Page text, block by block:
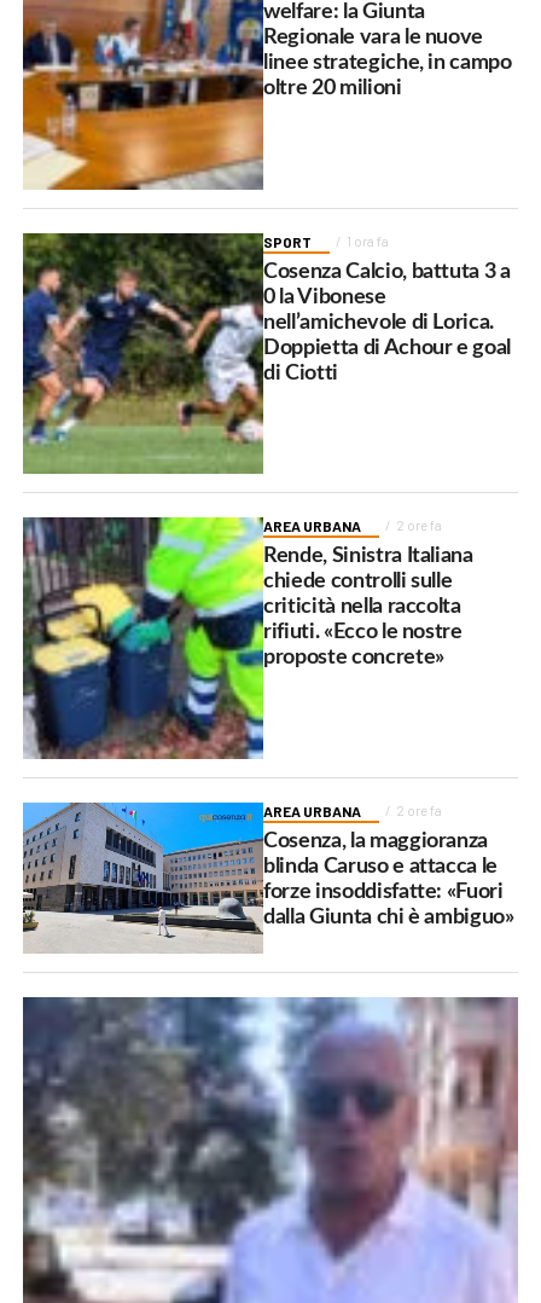
welfare: la Giunta
Regionale vara le nuove
linee strategiche, in campo
oltre 20 milioni
SPORT 1 ora fa
Cosenza Calcio, battuta 3 a
0 la Vibonese
nell’amichevole di Lorica.
Doppietta di Achour e goal
di Ciotti
AREA URBANA 2 ore fa
Rende, Sinistra Italiana
chiede controlli sulle
criticità nella raccolta
rifiuti. «Ecco le nostre
proposte concrete»
AREA URBANA 2 ore fa
Cosenza, la maggioranza
blinda Caruso e attacca le
forze insoddisfatte: «Fuori
dalla Giunta chi è ambiguo»